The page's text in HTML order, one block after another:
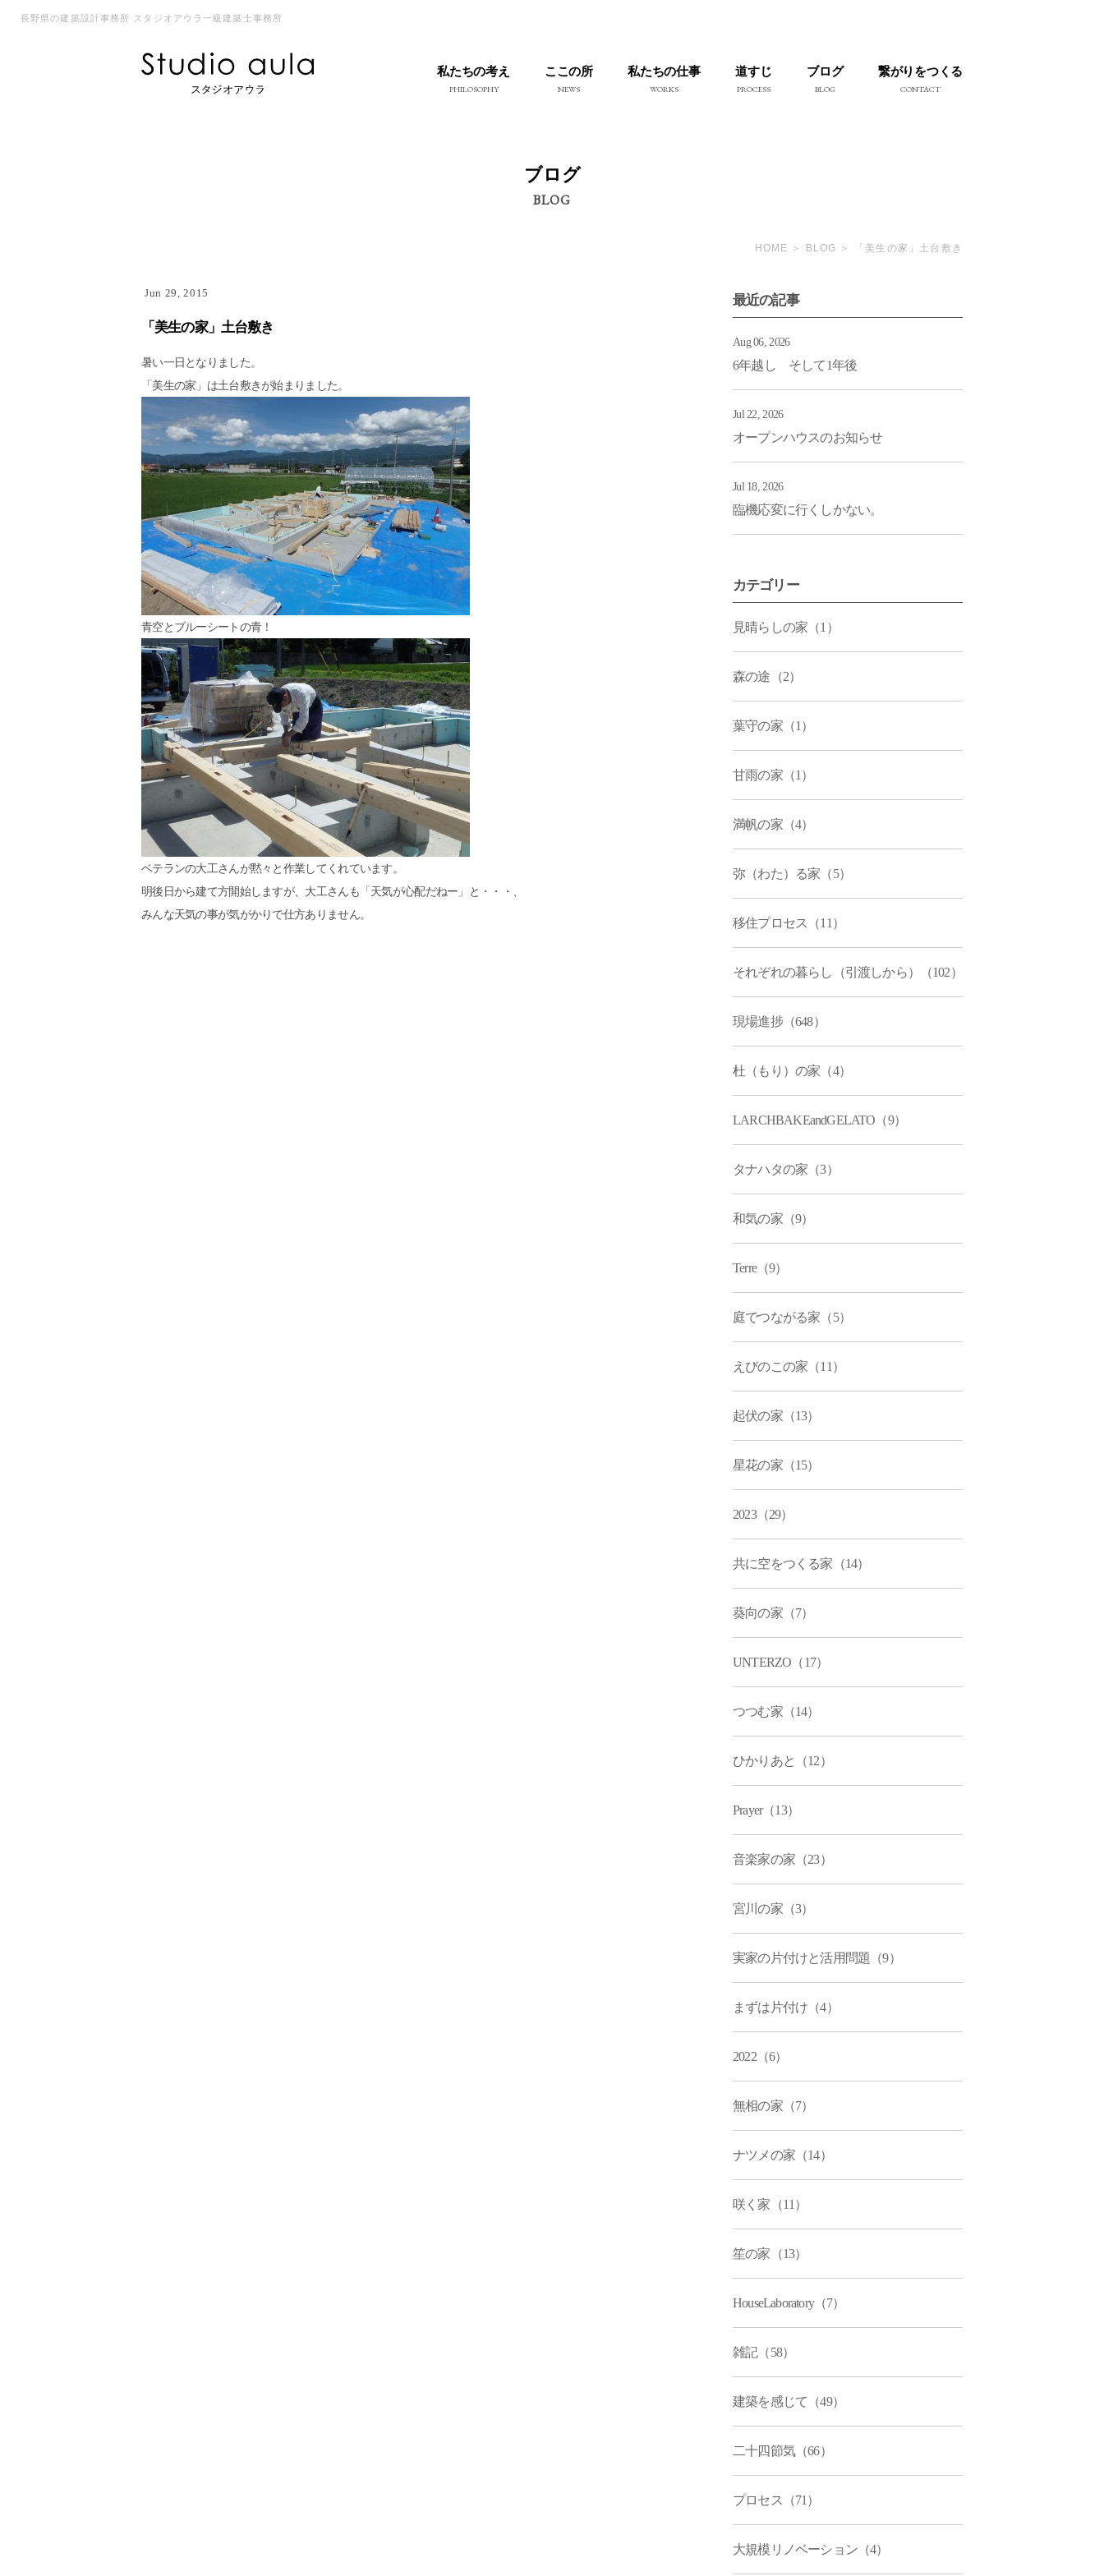
長野県の建築設計事務所 スタジオアウラ一級建築士事務所
私たちの考え
PHILOSOPHY
ここの所
NEWS
私たちの仕事
WORKS
道すじ
PROCESS
ブログ
BLOG
繋がりをつくる
CONTACT
ブログ
BLOG
HOME BLOG 「美生の家」土台敷き
Jun 29, 2015
「美生の家」土台敷き
暑い一日となりました。
「美生の家」は土台敷きが始まりました。
青空とブルーシートの青！
ベテランの大工さんが黙々と作業してくれています。
明後日から建て方開始しますが、大工さんも「天気が心配だねー」と・・・、
みんな天気の事が気がかりで仕方ありません。
最近の記事
Aug 06, 2026
6年越し そして1年後
Jul 22, 2026
オープンハウスのお知らせ
Jul 18, 2026
臨機応変に行くしかない。
カテゴリー
見晴らしの家（1）
森の途（2）
葉守の家（1）
甘雨の家（1）
満帆の家（4）
弥（わた）る家（5）
移住プロセス（11）
それぞれの暮らし（引渡しから）（102）
現場進捗（648）
杜（もり）の家（4）
LARCHBAKEandGELATO（9）
タナハタの家（3）
和気の家（9）
Terre（9）
庭でつながる家（5）
えびのこの家（11）
起伏の家（13）
星花の家（15）
2023（29）
共に空をつくる家（14）
葵向の家（7）
UNTERZO（17）
つつむ家（14）
ひかりあと（12）
Prayer（13）
音楽家の家（23）
宮川の家（3）
実家の片付けと活用問題（9）
まずは片付け（4）
2022（6）
無相の家（7）
ナツメの家（14）
咲く家（11）
笙の家（13）
HouseLaboratory（7）
雑記（58）
建築を感じて（49）
二十四節気（66）
プロセス（71）
大規模リノベーション（4）